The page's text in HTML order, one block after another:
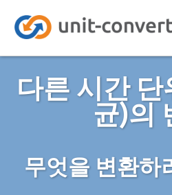
다른 시간 단
균)의
무엇을 변환하